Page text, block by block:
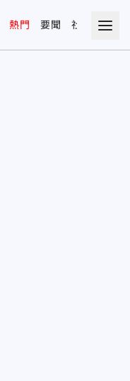
熱門 要聞 社會 娛樂